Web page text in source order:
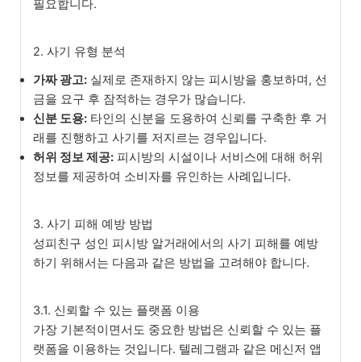
필요합니다.
2. 사기 유형 분석
가짜 광고: 실제로 존재하지 않는 피시방을 홍보하며, 선
금을 요구 후 잠적하는 경우가 많습니다.
신분 도용: 타인의 신분을 도용하여 신뢰를 구축한 후 거
래를 진행하고 사기를 저지르는 경우입니다.
허위 정보 제공: 피시방의 시설이나 서비스에 대해 허위
정보를 제공하여 소비자를 유인하는 사례입니다.
3. 사기 피해 예방 방법
성피친구 성인 피시방 알거래에서의 사기 피해를 예방
하기 위해서는 다음과 같은 방법을 고려해야 합니다.
3.1. 신뢰할 수 있는 플랫폼 이용
가장 기본적이면서도 중요한 방법은 신뢰할 수 있는 플
랫폼을 이용하는 것입니다. 텔레그램과 같은 메신저 앱